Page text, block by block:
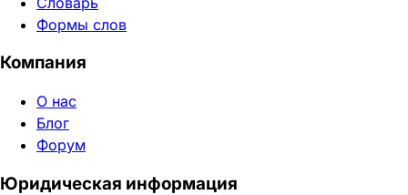
Формы слов
Компания
О нас
Блог
Форум
Юридическая информация